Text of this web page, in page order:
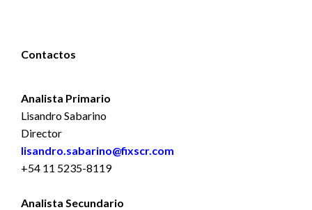
Contactos
Analista Primario
Lisandro Sabarino
Director
lisandro.sabarino@fixscr.com
+54 11 5235-8119
Analista Secundario